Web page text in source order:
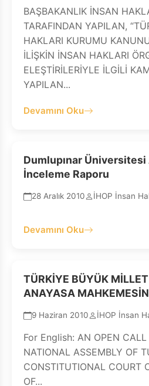
BAŞBAKANLIK İNSAN
TARAFINDAN YAPILAN,
HAKLARI KURUMU
İLİŞKİN İNSAN HAKLARI
ELEŞTİRİLERİYLE İLGİLİ
YAPILAN...
Devamını Oku
Dumlupınar Üniversitesi
İnceleme Raporu
28 Aralık 2010 İHOP İnsan
Devamını Oku
TÜRKİYE BÜYÜK
ANAYASA
9 Haziran 2010 İHOP İnsan
For English: AN OPEN
NATIONAL ASSEMBLY OF
CONSTITUTIONAL COURT
OF...